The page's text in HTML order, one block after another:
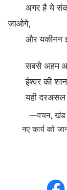
अगर है ये
जाओगे,
और यकीनन
सबसे अहम
ईश्वर की
यही दरअसल
—वचन, खंड
नए कार्य को